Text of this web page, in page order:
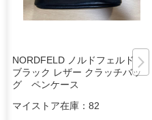
NORDFELD ノルドフェルド
ブラック レザー クラッチバッ
グ ペンケース
マイストア在庫： 82